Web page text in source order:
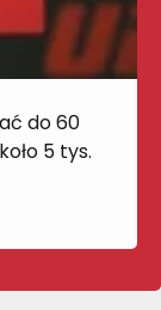
do 60
5 tys.